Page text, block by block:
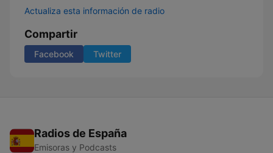
Actualiza esta información de radio
Compartir
Facebook Twitter
Radios de España
Emisoras y Podcasts